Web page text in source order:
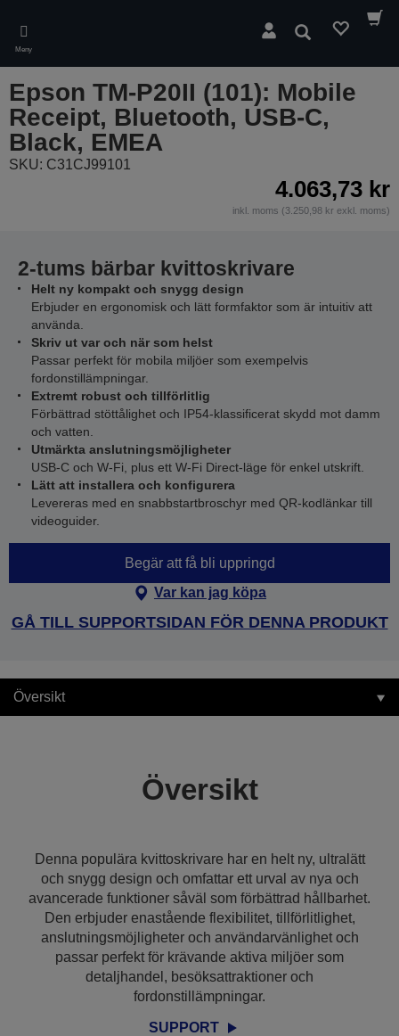
main
content
Meny
Sök
Epson TM-P20II (101): Mobile
Receipt, Bluetooth, USB-C,
Black, EMEA
SKU: C31CJ99101
4.063,73 kr
inkl. moms (3.250,98 kr exkl. moms)
2-tums bärbar kvittoskrivare
Helt ny kompakt och snygg design
Erbjuder en ergonomisk och lätt formfaktor som är intuitiv att
använda.
Skriv ut var och när som helst
Passar perfekt för mobila miljöer som exempelvis
fordonstillämpningar.
Extremt robust och tillförlitlig
Förbättrad stöttålighet och IP54-klassificerat skydd mot damm
och vatten.
Utmärkta anslutningsmöjligheter
USB-C och W-Fi, plus ett W-Fi Direct-läge för enkel utskrift.
Lätt att installera och konfigurera
Levereras med en snabbstartbroschyr med QR-kodlänkar till
videoguider.
Begär att få bli uppringd
Var kan jag köpa
GÅ TILL SUPPORTSIDAN FÖR DENNA PRODUKT
Översikt
Översikt
Denna populära kvittoskrivare har en helt ny, ultralätt
och snygg design och omfattar ett urval av nya och
avancerade funktioner såväl som förbättrad hållbarhet.
Den erbjuder enastående flexibilitet, tillförlitlighet,
anslutningsmöjligheter och användarvänlighet och
passar perfekt för krävande aktiva miljöer som
detaljhandel, besöksattraktioner och
fordonstillämpningar.
SUPPORT